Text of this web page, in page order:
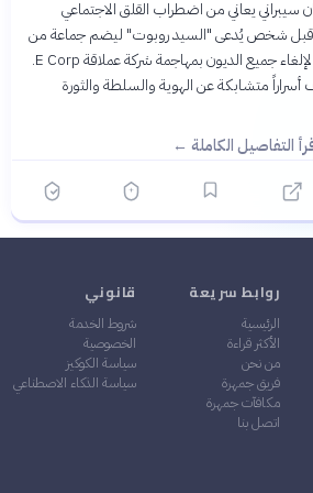
يعاني من اضطراب القلق الاجتماعي
قبل شخص يُدعى "السيد روبوت" ليضم جماعة من
الهاكتيفيين. الجماعة تهدف لإلغاء جميع الديون بمهاجمة شركة عملاقة E Corp.
متشابكة عن الهوية والسلطة والثورة
التفاصيل الكاملة ←
روابط سريعة
الرئيسية
الأكثر قراءة
من نحن
فريق جمهرة
مكافآت جمهرة
اتصل بنا
قانوني
شروط الخدمة
الخصوصية
سياسة الكوكيز
سياسة الذكاء الاصطناعي